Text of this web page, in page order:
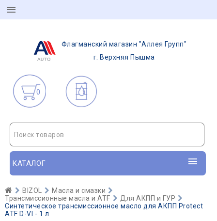
Флагманский магазин "Аллея Групп"
г. Верхняя Пышма
0
Поиск товаров
КАТАЛОГ
BIZOL
Масла и смазки
Трансмиссионные масла и ATF
Для АКПП и ГУР
Синтетическое трансмиссионное масло для АКПП Protect
ATF D-VI - 1 л